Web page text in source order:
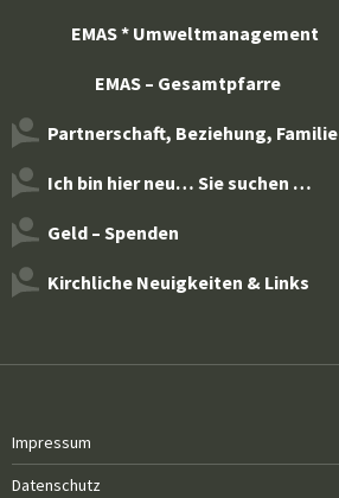
EMAS * Umweltmanagement
EMAS – Gesamtpfarre
Partnerschaft, Beziehung, Familie
Ich bin hier neu… Sie suchen …
Geld – Spenden
Kirchliche Neuigkeiten & Links
Impressum
Datenschutz